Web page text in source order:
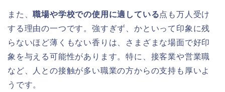
また、職場や学校での使用に適している点も万人受け
する理由の一つです。強すぎず、かといって印象に残
らないほど薄くもない香りは、さまざまな場面で好印
象を与える可能性があります。特に、接客業や営業職
など、人との接触が多い職業の方からの支持も厚いよ
うです。